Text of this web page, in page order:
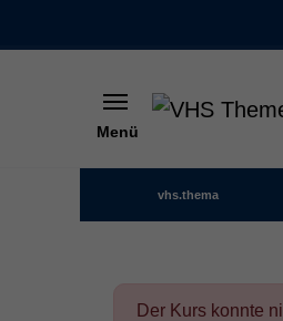
Menü
vhs.thema
Der Kurs konnte